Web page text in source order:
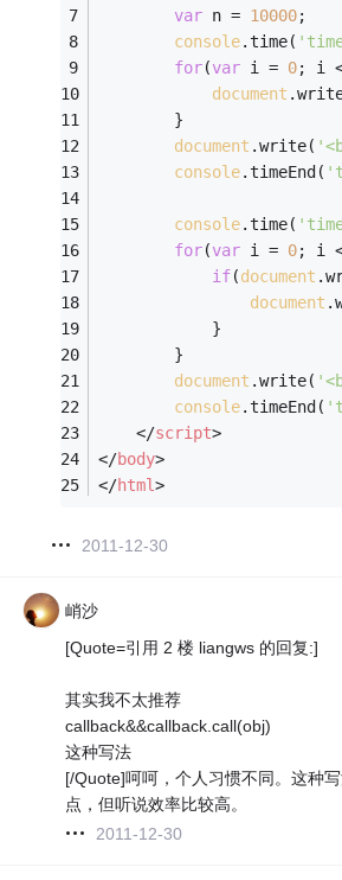
var n = 10000;
console.time(
for(var i = 0; i
document
		}
document .write(
console.timeEnd(
console.time(
for(var i = 0; i
if(document
document
			}
		}
document .write(
console.timeEnd(
</script>
</body>
</html>
2011-12-30
峭沙
[Quote=引用 2 楼 liangws 的回复:]
其实我不太推荐
callback&&callback.call(obj)
这种写法
[/Quote]呵呵，个人习惯不同。这种
点，但听说效率比较高。
2011-12-30